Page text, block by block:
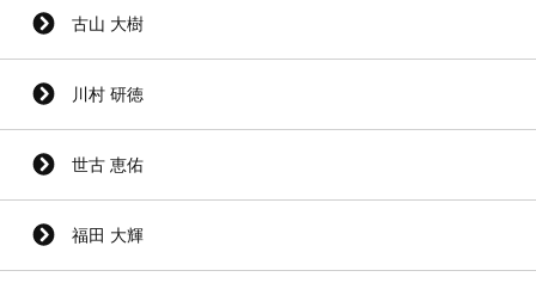
古山 大樹
川村 研徳
世古 恵佑
福田 大輝